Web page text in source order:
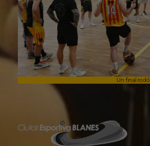
Un final rodó